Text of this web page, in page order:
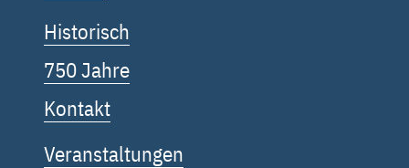
Historisch
750 Jahre
Kontakt
Veranstaltungen